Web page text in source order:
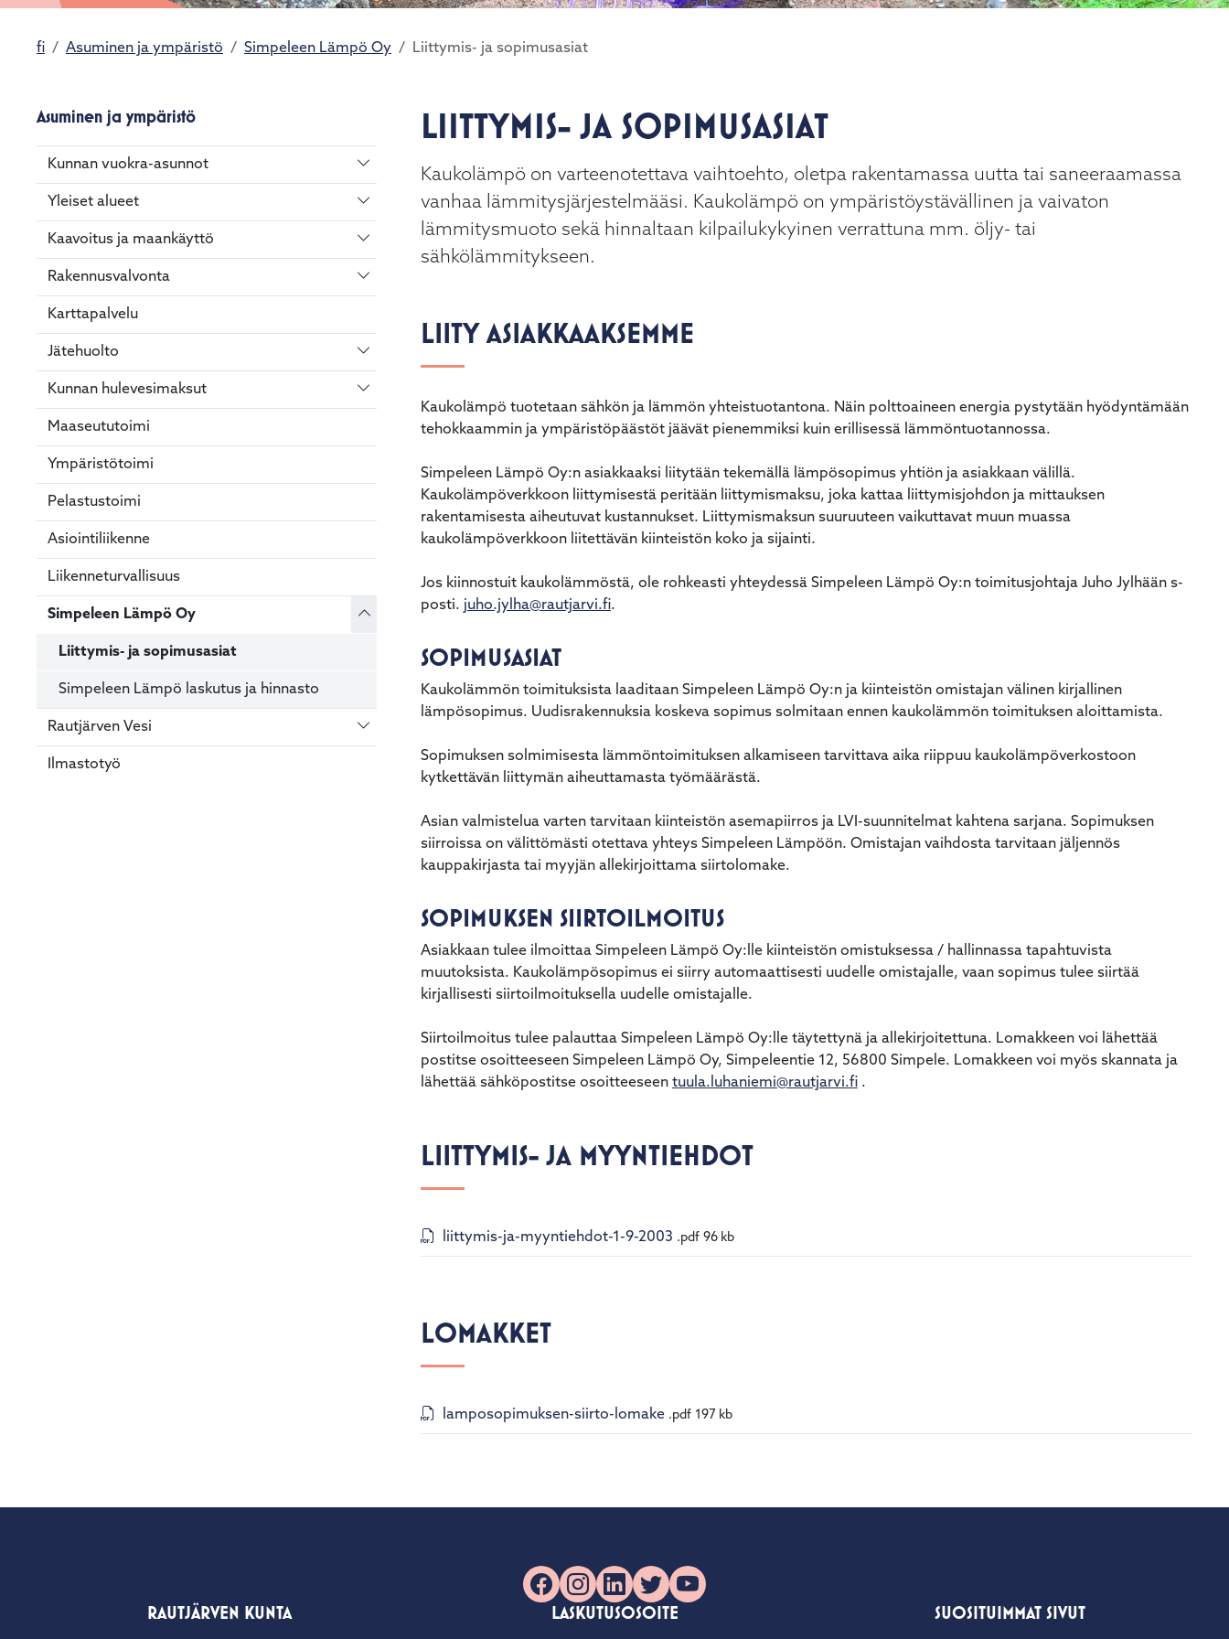
ja
fi Asuminen ja ympäristö Simpeleen Lämpö Oy Liittymis- ja sopimusasiat
Asuminen ja ympäristö
Kunnan vuokra-asunnot Vaihda alasvetovalikkoa
Yleiset alueet Vaihda alasvetovalikkoa
Kaavoitus ja maankäyttö Vaihda alasvetovalikkoa
Rakennusvalvonta Vaihda alasvetovalikkoa
Karttapalvelu
Jätehuolto Vaihda alasvetovalikkoa
Kunnan hulevesimaksut Vaihda alasvetovalikkoa
Maaseututoimi
Ympäristötoimi
Pelastustoimi
Asiointiliikenne
Liikenneturvallisuus
Simpeleen Lämpö Oy Vaihda alasvetovalikkoa
Liittymis- ja sopimusasiat
Simpeleen Lämpö laskutus ja hinnasto
Rautjärven Vesi Vaihda alasvetovalikkoa
Ilmastotyö
LIITTYMIS- JA SOPIMUSASIAT
Kaukolämpö on varteenotettava vaihtoehto, oletpa rakentamassa uutta tai saneeraamassa
vanhaa lämmitysjärjestelmääsi. Kaukolämpö on ympäristöystävällinen ja vaivaton
lämmitysmuoto sekä hinnaltaan kilpailukykyinen verrattuna mm. öljy- tai
sähkölämmitykseen.
LIITY ASIAKKAAKSEMME
Kaukolämpö tuotetaan sähkön ja lämmön yhteistuotantona. Näin polttoaineen energia pystytään hyödyntämään
tehokkaammin ja ympäristöpäästöt jäävät pienemmiksi kuin erillisessä lämmöntuotannossa.
Simpeleen Lämpö Oy:n asiakkaaksi liitytään tekemällä lämpösopimus yhtiön ja asiakkaan välillä.
Kaukolämpöverkkoon liittymisestä peritään liittymismaksu, joka kattaa liittymisjohdon ja mittauksen
rakentamisesta aiheutuvat kustannukset. Liittymismaksun suuruuteen vaikuttavat muun muassa
kaukolämpöverkkoon liitettävän kiinteistön koko ja sijainti.
Jos kiinnostuit kaukolämmöstä, ole rohkeasti yhteydessä Simpeleen Lämpö Oy:n toimitusjohtaja Juho Jylhään s-
posti. juho.jylha@rautjarvi.fi.
SOPIMUSASIAT
Kaukolämmön toimituksista laaditaan Simpeleen Lämpö Oy:n ja kiinteistön omistajan välinen kirjallinen
lämpösopimus. Uudisrakennuksia koskeva sopimus solmitaan ennen kaukolämmön toimituksen aloittamista.
Sopimuksen solmimisesta lämmöntoimituksen alkamiseen tarvittava aika riippuu kaukolämpöverkostoon
kytkettävän liittymän aiheuttamasta työmäärästä.
Asian valmistelua varten tarvitaan kiinteistön asemapiirros ja LVI-suunnitelmat kahtena sarjana. Sopimuksen
siirroissa on välittömästi otettava yhteys Simpeleen Lämpöön. Omistajan vaihdosta tarvitaan jäljennös
kauppakirjasta tai myyjän allekirjoittama siirtolomake.
SOPIMUKSEN SIIRTOILMOITUS
Asiakkaan tulee ilmoittaa Simpeleen Lämpö Oy:lle kiinteistön omistuksessa / hallinnassa tapahtuvista
muutoksista. Kaukolämpösopimus ei siirry automaattisesti uudelle omistajalle, vaan sopimus tulee siirtää
kirjallisesti siirtoilmoituksella uudelle omistajalle.
Siirtoilmoitus tulee palauttaa Simpeleen Lämpö Oy:lle täytettynä ja allekirjoitettuna. Lomakkeen voi lähettää
postitse osoitteeseen Simpeleen Lämpö Oy, Simpeleentie 12, 56800 Simpele. Lomakkeen voi myös skannata ja
lähettää sähköpostitse osoitteeseen tuula.luhaniemi@rautjarvi.fi.
LIITTYMIS- JA MYYNTIEHDOT
liittymis-ja-myyntiehdot-1-9-2003 .pdf 96 kb
LOMAKKET
lamposopimuksen-siirto-lomake .pdf 197 kb
Facebook
Instagram
LinkedIn
X YouTube
RAUTJÄRVEN KUNTA LASKUTUSOSOITE SUOSITUIMMAT SIVUT